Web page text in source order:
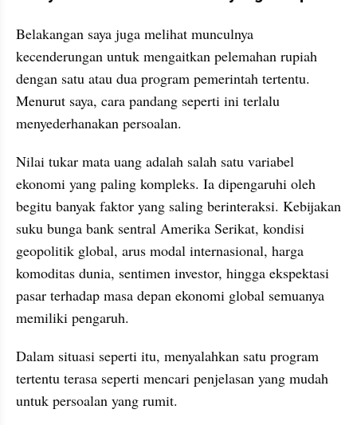
Belakangan saya juga melihat munculnya
kecenderungan untuk mengaitkan pelemahan rupiah
dengan satu atau dua program pemerintah tertentu.
Menurut saya, cara pandang seperti ini terlalu
menyederhanakan persoalan.
Nilai tukar mata uang adalah salah satu variabel
ekonomi yang paling kompleks. Ia dipengaruhi oleh
begitu banyak faktor yang saling berinteraksi. Kebijakan
suku bunga bank sentral Amerika Serikat, kondisi
geopolitik global, arus modal internasional, harga
komoditas dunia, sentimen investor, hingga ekspektasi
pasar terhadap masa depan ekonomi global semuanya
memiliki pengaruh.
Dalam situasi seperti itu, menyalahkan satu program
tertentu terasa seperti mencari penjelasan yang mudah
untuk persoalan yang rumit.